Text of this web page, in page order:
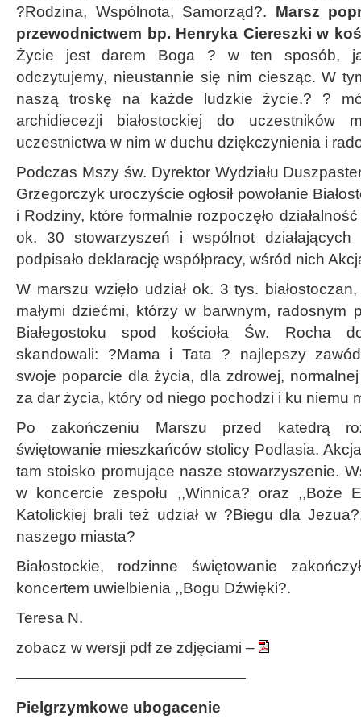
?Rodzina, Wspólnota, Samorząd?. Marsz
przewodnictwem bp. Henryka Ciereszki w
Życie jest darem Boga ? w ten sposób,
odczytujemy, nieustannie się nim ciesząc. W
naszą troskę na każde ludzkie życie.? ?
archidiecezji białostockiej do uczestników
uczestnictwa w nim w duchu dziękczynienia i
Podczas Mszy św. Dyrektor Wydziału
Grzegorczyk uroczyście ogłosił powołanie
i Rodziny, które formalnie rozpoczęło
ok. 30 stowarzyszeń i wspólnot działających
podpisało deklarację współpracy, wśród nich
W marszu wzięło udział ok. 3 tys.
małymi dziećmi, którzy w barwnym, radosnym
Białegostoku spod kościoła Św. Rocha
skandowali: ?Mama i Tata ? najlepszy
swoje poparcie dla życia, dla zdrowej,
za dar życia, który od niego pochodzi i ku niemu
Po zakończeniu Marszu przed katedrą
świętowanie mieszkańców stolicy Podlasia.
tam stoisko promujące nasze stowarzyszenie.
w koncercie zespołu ,,Winnica? oraz ,,Boże
Katolickiej brali też udział w ?Biegu dla
naszego miasta?
Białostockie, rodzinne świętowanie
koncertem uwielbienia ,,Bogu Dźwięki?.
Teresa N.
zobacz w wersji pdf ze zdjęciami –
———————————————
Pielgrzymkowe ubogacenie